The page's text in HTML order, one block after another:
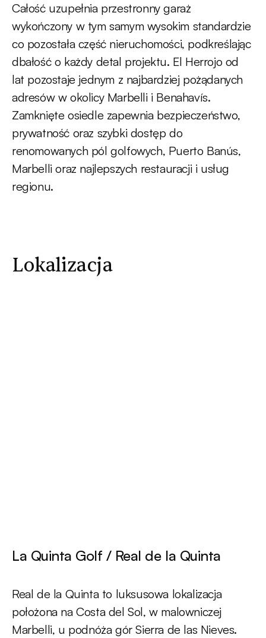
Całość uzupełnia przestronny garaż
wykończony w tym samym wysokim standardzie
co pozostała część nieruchomości, podkreślając
dbałość o każdy detal projektu. El Herrojo od
lat pozostaje jednym z najbardziej pożądanych
adresów w okolicy Marbelli i Benahavís.
Zamknięte osiedle zapewnia bezpieczeństwo,
prywatność oraz szybki dostęp do
renomowanych pól golfowych, Puerto Banús,
Marbelli oraz najlepszych restauracji i usług
regionu.
Lokalizacja
La Quinta Golf / Real de la Quinta
Real de la Quinta to luksusowa lokalizacja
położona na Costa del Sol, w malowniczej
Marbelli, u podnóża gór Sierra de las Nieves.